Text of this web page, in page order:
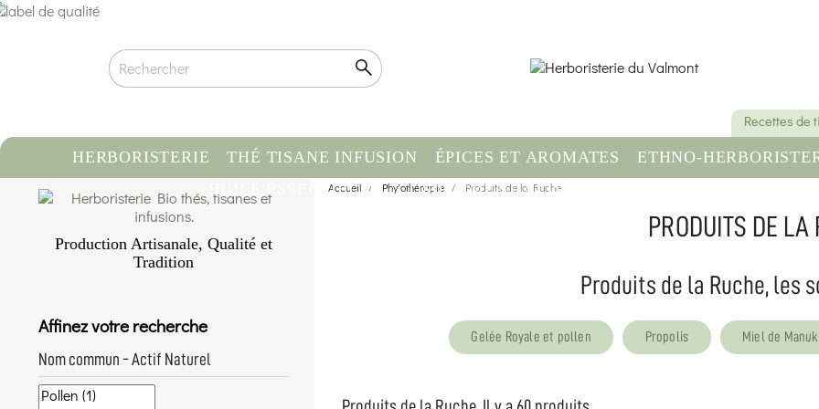
Recettes de
HERBORISTERIE THÉ TISANE INFUSION ÉPICES ET AROMATES
ETHNO-
HUILE ESSENTIELLE
COMPLÉMENT ALIMENTAIRE
Production Artisanale, Qualité et
Tradition
Conditionnement artisanal à la main
Affinez votre recherche
Nom commun - Actif Naturel
Accueil Phytothérapie Produits de la Ruche
PRODUITS DE LA
Produits de la Ruche, les
Gelée Royale et pollen Propolis Miel de